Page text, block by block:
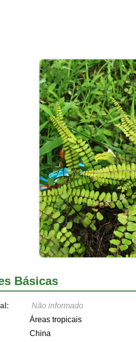
Básicas
Não informado
Áreas tropicais
China